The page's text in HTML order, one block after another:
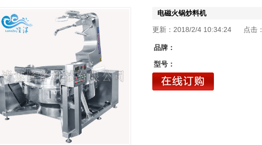
电磁火锅炒料机
更新：2018/2/4 10:34:24 点击：
品牌：
型号：